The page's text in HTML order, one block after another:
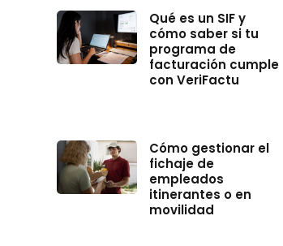
Qué es un SIF y
cómo saber si tu
programa de
facturación cumple
con VeriFactu
Cómo gestionar el
fichaje de
empleados
itinerantes o en
movilidad